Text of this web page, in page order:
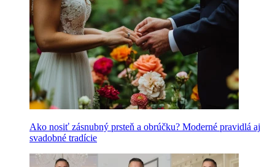
Ako nosiť zásnubný prsteň a obrúčku? Moderné pravidlá aj
svadobné tradície